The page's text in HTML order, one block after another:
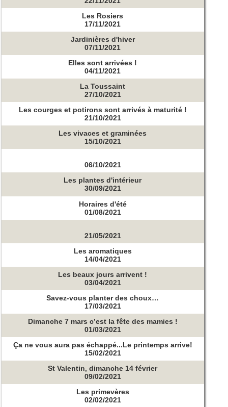
Les Rosiers
17/11/2021
Jardinières d'hiver
07/11/2021
Elles sont arrivées !
04/11/2021
La Toussaint
27/10/2021
Les courges et potirons sont arrivés à maturité !
21/10/2021
Les vivaces et graminées
15/10/2021
06/10/2021
Les plantes d'intérieur
30/09/2021
Horaires d'été
01/08/2021
21/05/2021
Les aromatiques
14/04/2021
Les beaux jours arrivent !
03/04/2021
Savez-vous planter des choux…
17/03/2021
Dimanche 7 mars c’est la fête des mamies !
01/03/2021
Ça ne vous aura pas échappé...Le printemps arrive!
15/02/2021
St Valentin, dimanche 14 février
09/02/2021
Les primevères
02/02/2021